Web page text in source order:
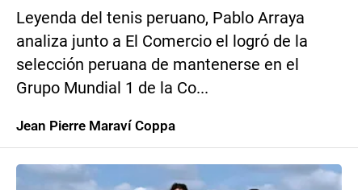
Leyenda del tenis peruano, Pablo Arraya
analiza junto a El Comercio el logró de la
selección peruana de mantenerse en el
Grupo Mundial 1 de la Co...
Jean Pierre Maraví Coppa